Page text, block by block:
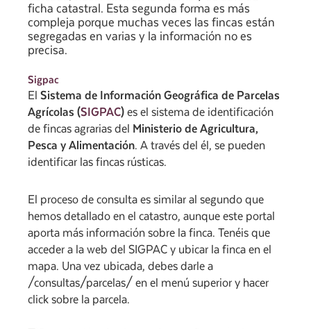
ficha catastral. Esta segunda forma es más
compleja porque muchas veces las fincas están
segregadas en varias y la información no es
precisa.
Sigpac
ElSistema de Información Geográfica de Parcelas
Agrícolas (SIGPAC) es el sistema de identificación
de fincas agrarias del Ministerio de Agricultura,
Pesca y Alimentación. A través del él, se pueden
identificar las fincas rústicas.
El proceso de consulta es similar al segundo que
hemos detallado en el catastro, aunque este portal
aporta más información sobre la finca. Tenéis que
acceder a la web del SIGPAC y ubicar la finca en el
mapa. Una vez ubicada, debes darle a
/consultas/parcelas/ en el menú superior y hacer
click sobre la parcela.